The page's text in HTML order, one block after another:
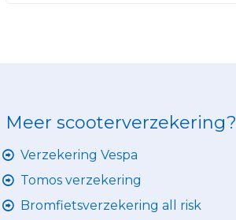
Meer scooterverzekering?
Verzekering Vespa
Tomos verzekering
Bromfietsverzekering all risk